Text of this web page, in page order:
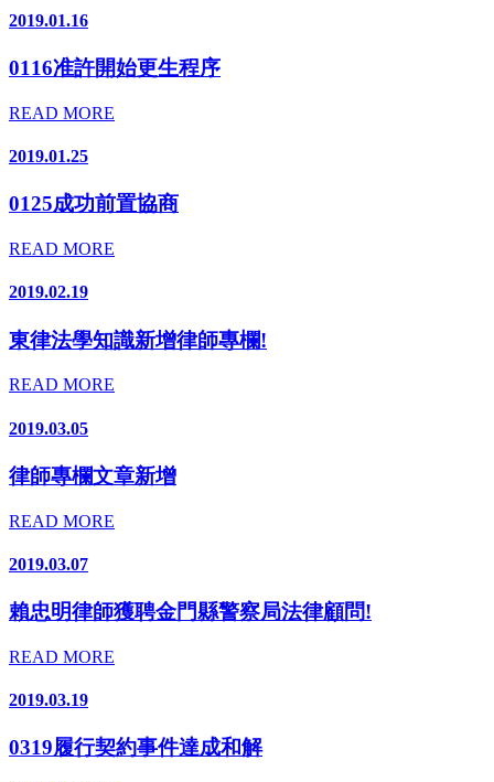
2019.01.16
0116准許開始更生程序
READ MORE
2019.01.25
0125成功前置協商
READ MORE
2019.02.19
東律法學知識新增律師專欄!
READ MORE
2019.03.05
律師專欄文章新增
READ MORE
2019.03.07
賴忠明律師獲聘金門縣警察局法律顧問!
READ MORE
2019.03.19
0319履行契約事件達成和解